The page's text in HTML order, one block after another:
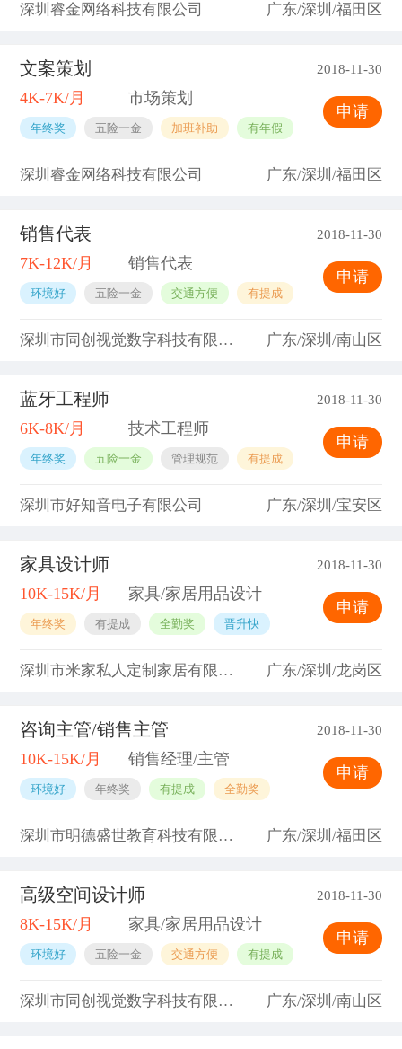
深圳睿金网络科技有限公司 广东/深圳/福田区
文案策划 2018-11-30
4K-7K/月 市场策划
年终奖 五险一金 加班补助 有年假
申请
深圳睿金网络科技有限公司 广东/深圳/福田区
销售代表 2018-11-30
7K-12K/月 销售代表
环境好 五险一金 交通方便 有提成
申请
深圳市同创视觉数字科技有限公司 广东/深圳/南山区
蓝牙工程师 2018-11-30
6K-8K/月 技术工程师
年终奖 五险一金 管理规范 有提成
申请
深圳市好知音电子有限公司 广东/深圳/宝安区
家具设计师 2018-11-30
10K-15K/月 家具/家居用品设计
年终奖 有提成 全勤奖 晋升快
申请
深圳市米家私人定制家居有限公司 广东/深圳/龙岗区
咨询主管/销售主管 2018-11-30
10K-15K/月 销售经理/主管
环境好 年终奖 有提成 全勤奖
申请
深圳市明德盛世教育科技有限公司 广东/深圳/福田区
高级空间设计师 2018-11-30
8K-15K/月 家具/家居用品设计
环境好 五险一金 交通方便 有提成
申请
深圳市同创视觉数字科技有限公司 广东/深圳/南山区